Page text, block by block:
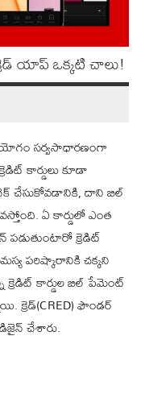
క్రెడ్ యాప్ ఒక్క‌టి చాలు!
స‌ర్వ‌సాధార‌ణంగా
కార్డులు కూడా
చేసుకోవ‌డానికి, దాని బిల్
ఏ కార్డులో ఎంత
ప‌డుతుంటారో క్రెడిట్
ప‌రిష్కారానికి చ‌క్క‌ని
క్రెడిట్ కార్డుల బిల్ పేమెంట్
క్రెడ్(CRED) ఫౌండ‌ర్
చేశారు.